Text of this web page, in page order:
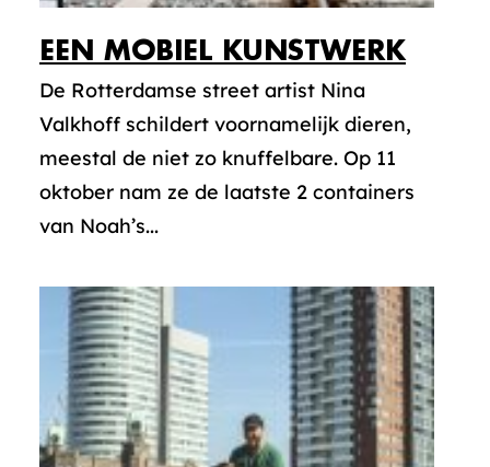
EEN MOBIEL KUNSTWERK
De Rotterdamse street artist Nina
Valkhoff schildert voornamelijk dieren,
meestal de niet zo knuffelbare. Op 11
oktober nam ze de laatste 2 containers
van Noah’s...